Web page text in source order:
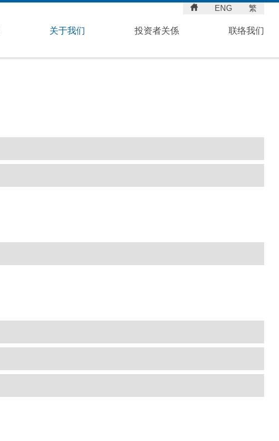
ENG 繁
关于我们 投资者关係 联络我们